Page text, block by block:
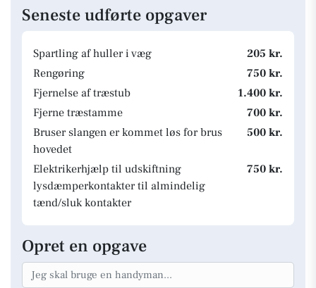
Seneste udførte opgaver
Spartling af huller i væg
205 kr.
Rengøring
750 kr.
Fjernelse af træstub
1.400 kr.
Fjerne træstamme
700 kr.
Bruser slangen er kommet løs for brus
hovedet
500 kr.
Elektrikerhjælp til udskiftning
lysdæmperkontakter til almindelig
tænd/sluk kontakter
750 kr.
Opret en opgave